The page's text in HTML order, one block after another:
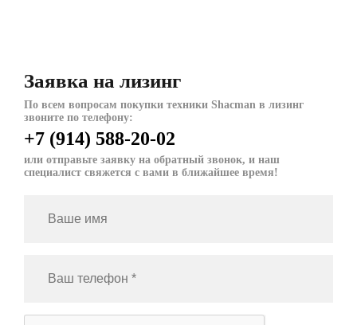
Заявка на лизинг
По всем вопросам покупки техники Shacman в лизинг
звоните по телефону:
+7 (914) 588-20-02
или отправьте заявку на обратный звонок, и наш
специалист свяжется с вами в ближайшее время!